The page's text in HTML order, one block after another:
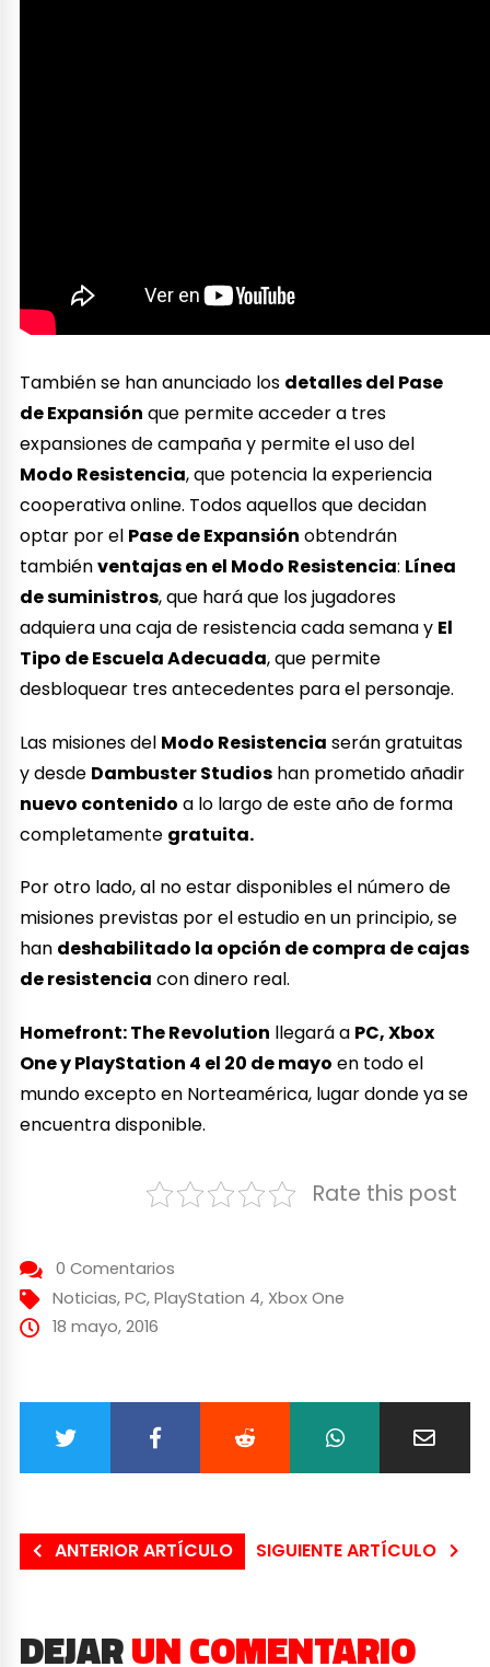
También se han anunciado los detalles del Pase
de Expansión que permite acceder a tres
expansiones de campaña y permite el uso del
Modo Resistencia, que potencia la experiencia
cooperativa online. Todos aquellos que decidan
optar por el Pase de Expansión obtendrán
tambiénventajas en el Modo Resistencia: Línea
de suministros, que hará que los jugadores
adquiera una caja de resistencia cada semana y El
Tipo de Escuela Adecuada, que permite
desbloquear tres antecedentes para el personaje.
Las misiones del Modo Resistencia serán gratuitas
y desde Dambuster Studios han prometido añadir
nuevo contenido a lo largo de este año de forma
completamente gratuita.
Por otro lado, al no estar disponibles el número de
misiones previstas por el estudio en un principio, se
han deshabilitado la opción de compra de cajas
de resistencia con dinero real.
Homefront: The Revolution llegará a PC, Xbox
One y PlayStation 4 el 20 de mayo en todo el
mundo excepto en Norteamérica, lugar donde ya se
encuentra disponible.
Rate this post
0 Comentarios
Noticias, PC, PlayStation 4, Xbox One
18 mayo, 2016
ANTERIOR ARTÍCULO SIGUIENTE ARTÍCULO
DEJARUN COMENTARIO